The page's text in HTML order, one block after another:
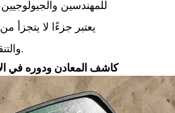
للمهندسين
يعتبر جزءًا لا يتجزأ
والتنقيب عن النفط والغاز.
كاشف المعادن ودوره في